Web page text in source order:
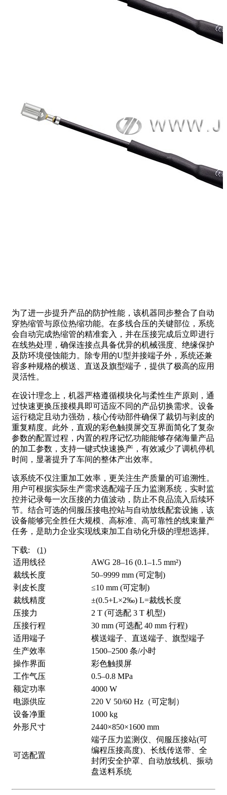
为了进一步提升产品的防护性能，该机器同步整合了自动
穿热缩管与原位热缩功能。在多线合压的关键部位，系统
会自动完成热缩管的精准套入，并在压接完成后立即进行
在线热处理，确保连接点具备优异的机械强度、绝缘保护
及防环境侵蚀能力。除专用的U型并接端子外，系统还兼
容多种规格的横送、直送及旗型端子，提供了极高的应用
灵活性。
在设计理念上，机器严格遵循模块化与柔性生产原则，通
过快速更换压接模具即可适应不同的产品切换需求。设备
运行稳定且动力强劲，核心传动部件确保了裁切与剥皮的
重复精度。此外，直观的彩色触摸屏交互界面简化了复杂
参数的配置过程，内置的程序记忆功能能够存储海量产品
的加工参数，支持一键式快速换产，有效减少了调机停机
时间，显著提升了车间的整体产出效率。
该系统不仅注重加工效率，更关注生产质量的可追溯性。
用户可根据实际生产需求选配端子压力监测系统，实时监
控并记录每一次压接的力值波动，防止不良品流入后续环
节。结合可选的伺服压接电控站与自动放线配套设施，该
设备能够完全胜任大规模、高标准、高可靠性的线束量产
任务，是助力企业实现线束加工自动化升级的理想选择。
下载:
(1)
适用线径
AWG 28–16 (0.1–1.5 mm²)
裁线长度
50–9999 mm (可定制)
剥皮长度
≤10 mm (可定制)
裁线精度
±(0.5+L×2‰) L=裁线长度
压接力
2 T (可选配 3 T 机型)
压接行程
30 mm (可选配 40 mm 行程)
适用端子
横送端子、直送端子、旗型端子
生产效率
1500–2500 条/小时
操作界面
彩色触摸屏
工作气压
0.5–0.8 MPa
额定功率
4000 W
电源供应
220 V 50/60 Hz（可定制）
设备净重
1000 kg
外形尺寸
2440×850×1600 mm
可选配置
端子压力监测仪、伺服压接站(可
编程压接高度)、长线传送带、全
封闭安全护罩、自动放线机、振动
盘送料系统